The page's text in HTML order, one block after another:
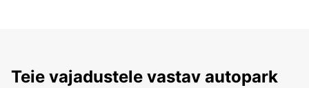
Teie vajadustele vastav autopark